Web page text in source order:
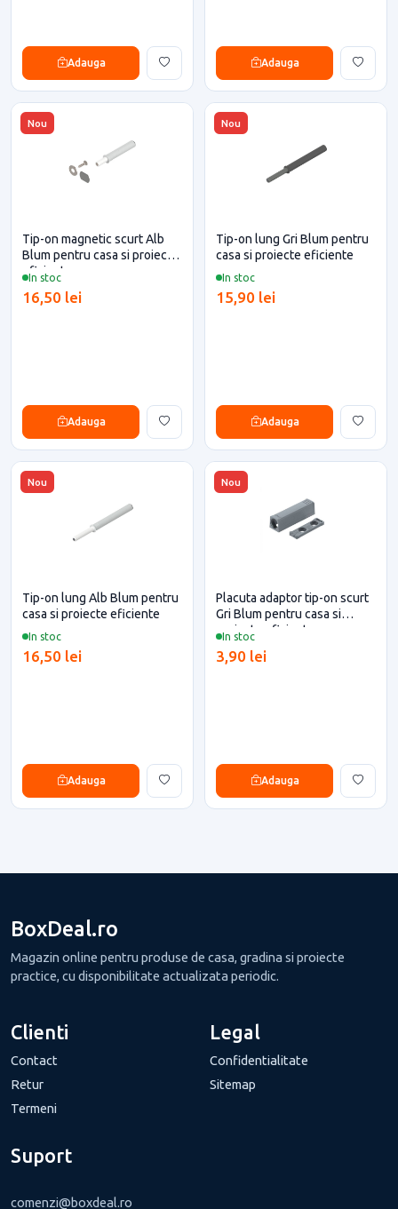
Adauga Adauga
Nou
In stoc
Tip-on magnetic scurt Alb
Blum pentru casa si proiecte
eficiente
16,50 lei
Adauga
Nou
In stoc
Tip-on lung Gri Blum pentru
casa si proiecte eficiente
15,90 lei
Adauga
Nou
In stoc
Tip-on lung Alb Blum pentru
casa si proiecte eficiente
16,50 lei
Adauga
Nou
In stoc
Placuta adaptor tip-on scurt
Gri Blum pentru casa si
proiecte eficiente
3,90 lei
Adauga
BoxDeal.ro
Magazin online pentru produse de casa, gradina si proiecte
practice, cu disponibilitate actualizata periodic.
Clienti
Contact
Retur
Termeni
Legal
Confidentialitate
Sitemap
Suport
comenzi@boxdeal.ro